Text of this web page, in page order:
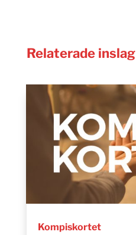
Relaterade inslag
Kompiskortet